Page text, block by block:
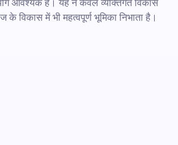
आवश्यक है। यह न केवल व्यक्तिगत विकास
विकास में भी महत्वपूर्ण भूमिका निभाता है।